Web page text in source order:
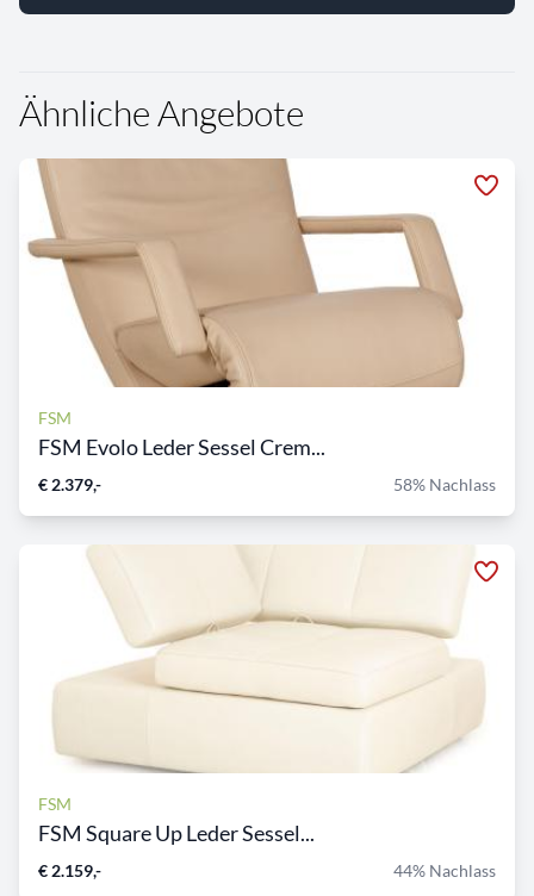
Ähnliche Angebote
FSM
FSM Evolo Leder Sessel Crem...
€ 2.379,- 58% Nachlass
FSM
FSM Square Up Leder Sessel...
€ 2.159,- 44% Nachlass